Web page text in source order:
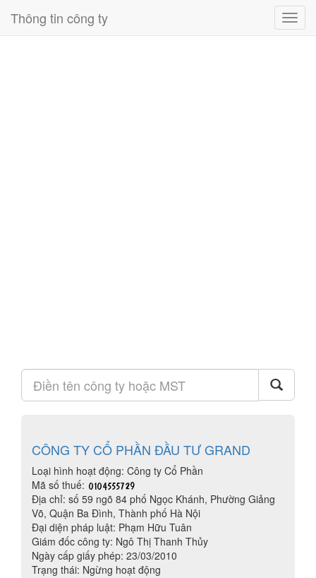
Thông tin công ty
CÔNG TY CỔ PHẦN ĐẦU TƯ GRAND
Loại hình hoạt động: Công ty Cổ Phần
Mã số thuế:
Địa chỉ: số 59 ngõ 84 phố Ngọc Khánh, Phường Giảng
Võ, Quận Ba Đình, Thành phố Hà Nội
Đại diện pháp luật: Phạm Hữu Tuân
Giám đốc công ty: Ngô Thị Thanh Thủy
Ngày cấp giấy phép: 23/03/2010
Trạng thái: Ngừng hoạt động